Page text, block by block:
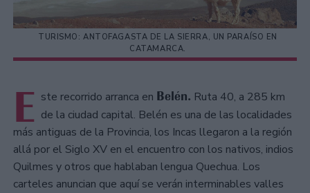
TURISMO: ANTOFAGASTA DE LA SIERRA, UN PARAÍSO EN
CATAMARCA.
E ste recorrido arranca en Belén. Ruta 40, a 285 km
de la ciudad capital. Belén es una de las localidades
más antiguas de la Provincia, los Incas llegaron a la región
allá por el Siglo XV en el encuentro con los nativos, indios
Quilmes y otros que hablaban lengua Quechua. Los
carteles anuncian que aquí se verán interminables valles